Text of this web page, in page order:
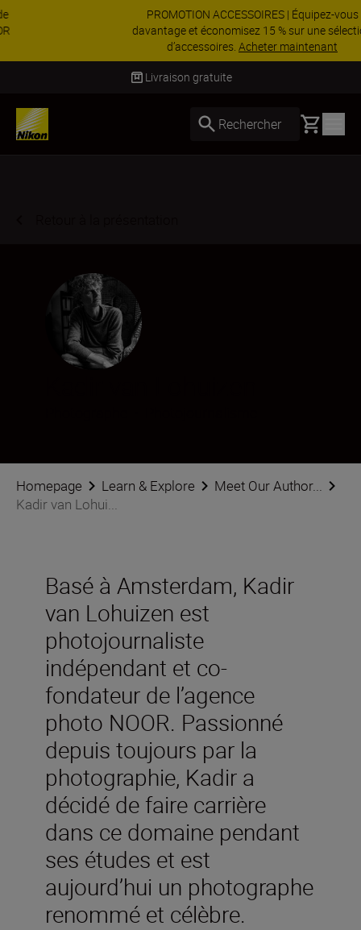
PROMOTION ACCESSOIRES | Équipez-vous
davantage et économisez 15 % sur une sélection
Acheter maintenant
Livraison sous 2 à 3 jours ouvrés
Rechercher Basket
Homepage Learn & Explore
Meet Our Author...
Kadir van Lohui...
Basé à Amsterdam, Kadir
van Lohuizen est
photojournaliste
indépendant et co-
fondateur de l’agence
photo NOOR. Passionné
depuis toujours par la
photographie, Kadir a
décidé de faire carrière
dans ce domaine pendant
ses études et est
aujourd’hui un photographe
renommé et célèbre.